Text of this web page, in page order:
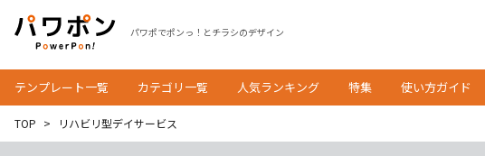
パワポでポンっ！とチラシのデザイン
テンプレート一覧 カテゴリ一覧 人気ランキング 特集 使い方ガイド
TOP リハビリ型デイサービス